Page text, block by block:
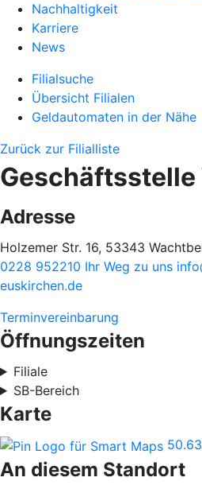
Nachhaltigkeit
Karriere
News
Filialsuche
Übersicht Filialen
Geldautomaten in der Nähe
Zurück zur Filialliste
Adresse
Holzemer Str. 16, 53343
0228 952210 Ihr Weg zu uns
euskirchen.de
Terminvereinbarung
Öffnungszeiten
Filiale
SB-Bereich
Karte
An diesem Standort